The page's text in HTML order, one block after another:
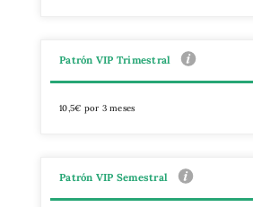
Patrón VIP Trimestral
10,5€ por 3 meses
Patrón VIP Semestral